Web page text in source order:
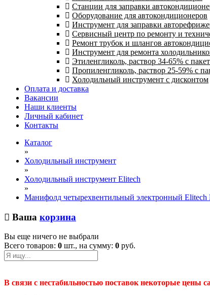
Станции для заправки
Оборудование для автокондиционеров
Инструмент для заправки
Сервисный центр по ремонту и
Ремонт трубок и шлангов
Инструмент для ремонта
Этиленгликоль, раствор 34-65% с
Пропиленгликоль, раствор 25-59% с
Холодильный инструмент с дисконтом
Оплата и доставка
Вакансии
Наши клиенты
Личный кабинет
Контакты
Каталог
»
Холодильный инструмент
»
Холодильный инструмент Elitech
»
Манифолд четырехвентильный электронный Elitech
Ваша корзина
Вы еще ничего не выбрали
Всего товаров: 0 шт., на сумму: 0 руб.
В связи с нестабильностью поставок некоторые цены